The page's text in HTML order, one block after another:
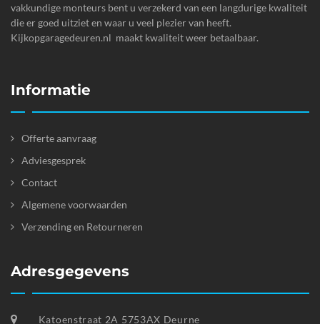
vakkundige monteurs bent u verzekerd van een langdurige kwaliteit
die er goed uitziet en waar u veel plezier van heeft.
Kijkopgaragedeuren.nl maakt kwaliteit weer betaalbaar.
Informatie
Offerte aanvraag
Adviesgesprek
Contact
Algemene voorwaarden
Verzending en Retourneren
Adresgegevens
Katoenstraat 2A 5753AX Deurne